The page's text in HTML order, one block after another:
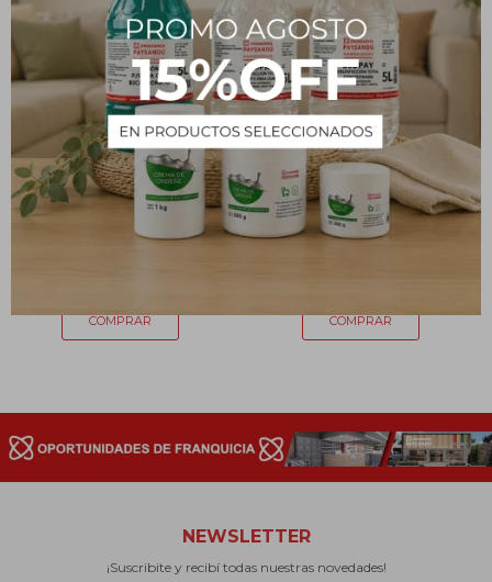
Esponja mágica Esponja RED SAN I TARY
NEWSLETTER
¡Suscribite y recibí todas nuestras novedades!